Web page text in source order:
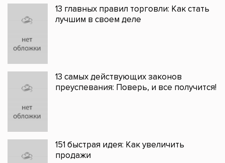
13 главных правил торговли: Как стать
лучшим в своем деле
13 самых действующих законов
преуспевания: Поверь, и все получится!
151 быстрая идея: Как увеличить
продажи